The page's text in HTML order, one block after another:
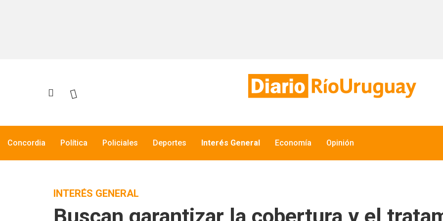
Concordia Política Policiales Deportes Interés General Economía Opinión
INTERÉS GENERAL
Buscan garantizar la cobertura y el